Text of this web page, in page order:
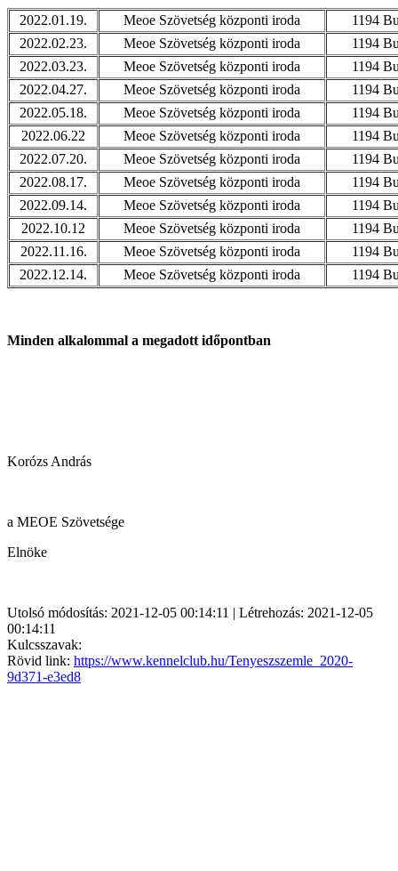
2022.01.19. Meoe Szövetség központi iroda
1194
2022.02.23.
Meoe Szövetség központi iroda
1194
2022.03.23.
Meoe Szövetség központi iroda
1194
2022.04.27.
Meoe Szövetség központi iroda
1194
2022.05.18.
Meoe Szövetség központi iroda
1194
2022.06.22
Meoe Szövetség központi iroda
1194
2022.07.20.
Meoe Szövetség központi iroda
1194
2022.08.17.
Meoe Szövetség központi iroda
1194
2022.09.14.
Meoe Szövetség központi iroda
1194
2022.10.12
Meoe Szövetség központi iroda
1194
2022.11.16.
Meoe Szövetség központi iroda
1194
2022.12.14.
Meoe Szövetség központi iroda 1194
Minden alkalommal a megadott időpontban
Korózs András
a MEOE Szövetsége
Elnöke
Utolsó módosítás: 2021-12-05 00:14:11 | Létrehozás: 2021-12-05
00:14:11
Kulcsszavak:
Rövid link: https://www.kennelclub.hu/Tenyeszszemle_2020-
9d371-e3ed8